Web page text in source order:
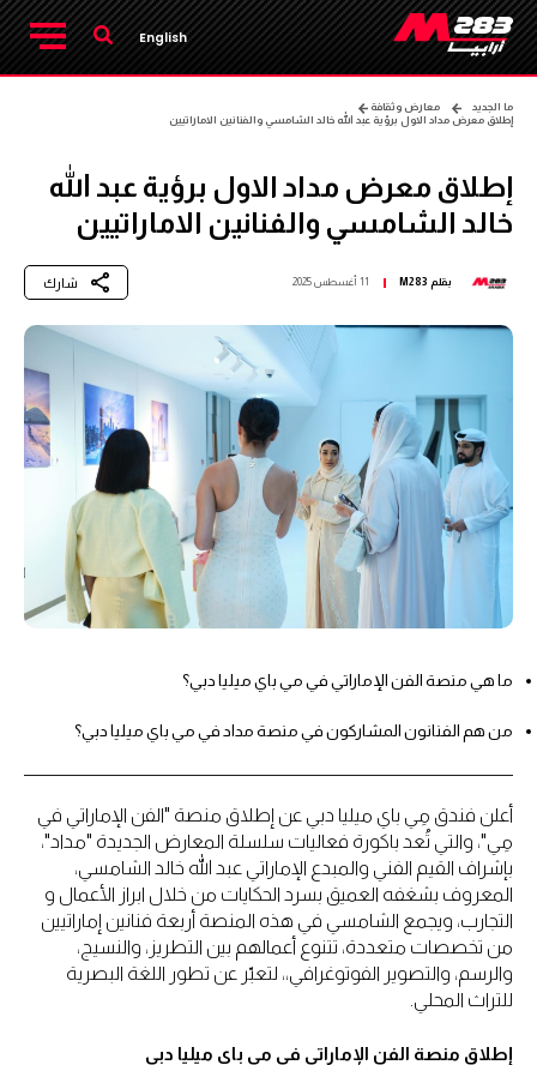
English
ما الجديد
معارض وثقافة
إطلاق معرض مداد الاول برؤية عبد الله خالد الشامسي والفنانين الاماراتيين
إطلاق معرض مداد الاول برؤية عبد الله
خالد الشامسي والفنانين الاماراتيين
بقلم M283 11 أغسطس 2025 شارك
ما هي منصة الفن الإماراتي في مي باي ميليا دبي؟
من هم الفنانون المشاركون في منصة مداد في مي باي ميليا دبي؟
أعلن فندق مِي باي ميليا دبي عن إطلاق منصة "الفن الإماراتي في
مِي"، والتي تُعد باكورة فعاليات سلسلة المعارض الجديدة "مداد"،
بإشراف القيم الفني والمبدع الإماراتي عبد الله خالد الشامسي،
المعروف بشغفه العميق بسرد الحكايات من خلال ابراز الأعمال و
التجارب، ويجمع الشامسي في هذه المنصة أربعة فنانين إماراتيين
من تخصصات متعددة، تتنوع أعمالهم بين التطريز، والنسيج،
والرسم، والتصوير الفوتوغرافي،، لتعبّر عن تطور اللغة البصرية
للتراث المحلي.
إطلاق منصة الفن الإماراتي في مي باي ميليا دبي